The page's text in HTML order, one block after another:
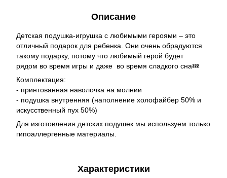
Описание
Детская подушка-игрушка с любимыми героями – это
отличный подарок для ребенка. Они очень обрадуются
такому подарку, потому что любимый герой будет
рядом во время игры и даже во время сладкого сна💤
Комплектация:
- принтованная наволочка на молнии
- подушка внутренняя (наполнение холофайбер 50% и
искусственный пух 50%)
Для изготовления детских подушек мы используем только
гипоаллергенные материалы.
Характеристики